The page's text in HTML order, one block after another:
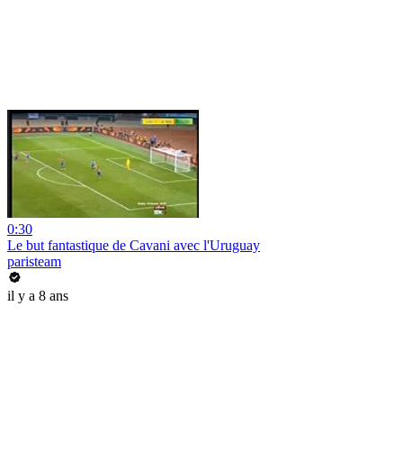
0:30
Le but fantastique de Cavani avec l'Uruguay
paristeam
il y a 8 ans